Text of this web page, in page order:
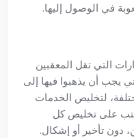
في الوصول إليها.
التي تقل المعقبين
يجب أن يذهبوا فيها إلى
لتخليص الخدمات
على تخليص كل
دون تأخير أو إشكال.